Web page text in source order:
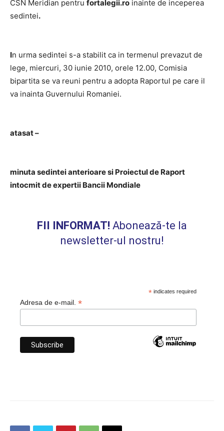
CSN Meridian pentru fortalegii.ro inainte de inceperea
sedintei.
In urma sedintei s-a stabilit ca in termenul prevazut de
lege, miercuri, 30 iunie 2010, orele 12.00, Comisia
bipartita se va reuni pentru a adopta Raportul pe care il
va inainta Guvernului Romaniei.
atasat –
minuta sedintei anterioare si Proiectul de Raport
intocmit de expertii Bancii Mondiale
FII INFORMAT! Abonează-te la
newsletter-ul nostru!
* indicates required
Adresa de e-mail. *